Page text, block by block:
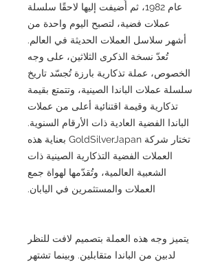
عام 1982، ثم أُضيفت إليها لاحقًا سلسلة
عملات فضية، لتصبح اليوم واحدة من
أشهر سلاسل العملات الحديثة في العالم.
تُعدّ نسخة الذكرى الثلاثين، على وجه
الخصوص، عملة تذكارية بارزة تُجسّد تاريخ
سلسلة عملات الباندا الصينية، وتتمتع بقيمة
تذكارية وقيمة اقتنائية أعلى من عملات
الباندا الفضية العادية ذات الأرقام السنوية.
تختار شركة GoldSilverJapan بعناية هذه
العملات الفضية التذكارية الصينية ذات
الشعبية العالمية، وتُقدّمها لهواة جمع
العملات والمستثمرين في اليابان.
يتميز وجه هذه العملة بتصميم لافت للنظر
لدبين من الباندا متقابلين. وبينما تشتهر